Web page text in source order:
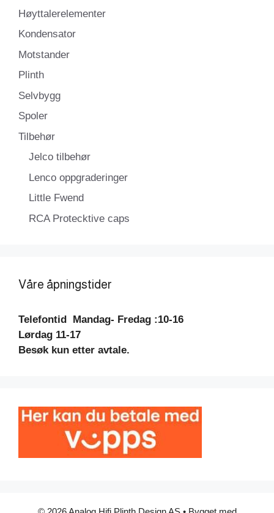
Høyttalerelementer
Kondensator
Motstander
Plinth
Selvbygg
Spoler
Tilbehør
Jelco tilbehør
Lenco oppgraderinger
Little Fwend
RCA Protecktive caps
Våre åpningstider
Telefontid Mandag- Fredag :10-16
Lørdag 11-17
Besøk kun etter avtale.